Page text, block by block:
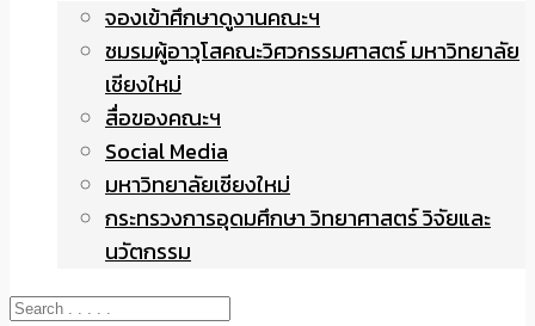
จองเข้าศึกษาดูงานคณะฯ
ชมรมผู้อาวุโสคณะวิศวกรรมศาสตร์ มหาวิทยาลัย
เชียงใหม่
สื่อของคณะฯ
Social Media
มหาวิทยาลัยเชียงใหม่
กระทรวงการอุดมศึกษา วิทยาศาสตร์ วิจัยและ
นวัตกรรม